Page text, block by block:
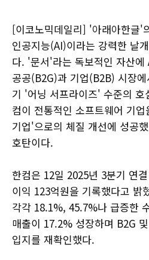
[이코노믹데일리] '아래아한글'
인공지능(AI)이라는 강력한 날
다. '문서'라는 독보적인 자산에
공공(B2G)과 기업(B2B) 시장
기 '어닝 서프라이즈' 수준의
컴이 전통적인 소프트웨어 기
기업'으로의 체질 개선에 성공
호탄이다.
한컴은 12일 2025년 3분기 연
이익 123억원을 기록했다고 밝
각각 18.1%, 45.7%나 급증한
매출이 17.2% 성장하며 B2G
입지를 재확인했다.